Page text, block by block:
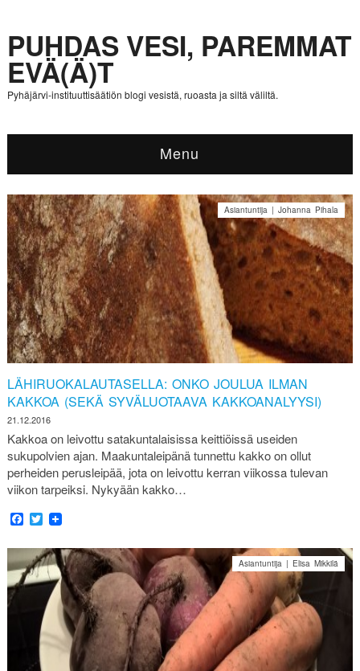
PUHDAS VESI, PAREMMAT
EVÄ(Ä)T
Pyhäjärvi-instituuttisäätiön blogi vesistä, ruoasta ja siltä väliltä.
Menu
LÄHIRUOKALAUTASELLA: ONKO JOULUA ILMAN
KAKKOA (SEKÄ SYVÄLUOTAAVA KAKKOANALYYSI)
21.12.2016
Asiantuntija | Johanna Pihala
Kakkoa on leivottu satakuntalaisissa keittiöissä useiden
sukupolvien ajan. Maakuntaleipänä tunnettu kakko on ollut
perheiden perusleipää, jota on leivottu kerran viikossa tulevan
viikon tarpeiksi. Nykyään kakko…
Facebook
Twitter
Asiantuntija | Elisa Mikkilä